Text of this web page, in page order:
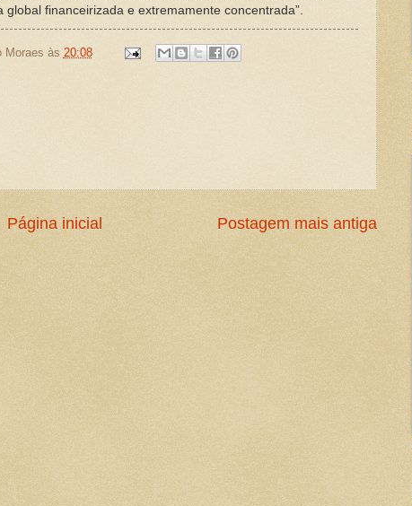
financeirizada e extremamente concentrada”.
Moraes às 20:08
Postagem mais antiga
Página inicial